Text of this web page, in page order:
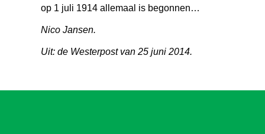
op 1 juli 1914 allemaal is begonnen…
Nico Jansen.
Uit: de Westerpost van 25 juni 2014.